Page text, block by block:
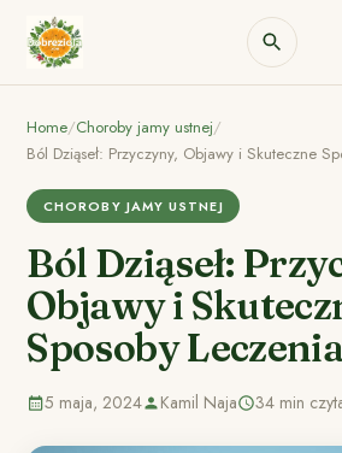
Home/Choroby jamy ustnej/
Ból Dziąseł: Przyczyny, Objawy i Skuteczne
CHOROBY JAMY USTNEJ
Ból Dziąseł:
Objawy i
Sposoby
5 maja, 2024 Kamil Naja 34 min